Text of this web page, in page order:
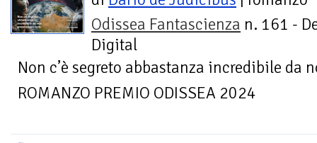
Odissea Fantascienza n. 161 -
Digital
Non c’è segreto abbastanza incredibile da
ROMANZO PREMIO ODISSEA 2024